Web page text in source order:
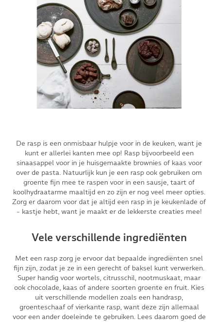
De rasp is een onmisbaar hulpje voor in de keuken, want je
kunt er allerlei kanten mee op! Rasp bijvoorbeeld een
sinaasappel voor in je huisgemaakte brownies of kaas voor
over de pasta. Natuurlijk kun je een rasp ook gebruiken om
groente fijn mee te raspen voor in een sausje, taart of
koolhydraatarme maaltijd en zo zijn er nog veel meer opties.
Zorg er daarom voor dat je altijd een rasp in je keukenlade of
- kastje hebt, want je maakt er de lekkerste creaties mee!
Vele verschillende ingrediënten
Met een rasp zorg je ervoor dat bepaalde ingrediënten snel
fijn zijn, zodat je ze in een gerecht of baksel kunt verwerken.
Super handig voor wortels, citrusschil, nootmuskaat, maar
ook chocolade, kaas of andere soorten groente en fruit. Kies
uit verschillende modellen zoals een handrasp,
groenteschaaf of vierkante rasp, want deze zijn allemaal
voor een ander doeleinde te gebruiken. Lees daarom goed de